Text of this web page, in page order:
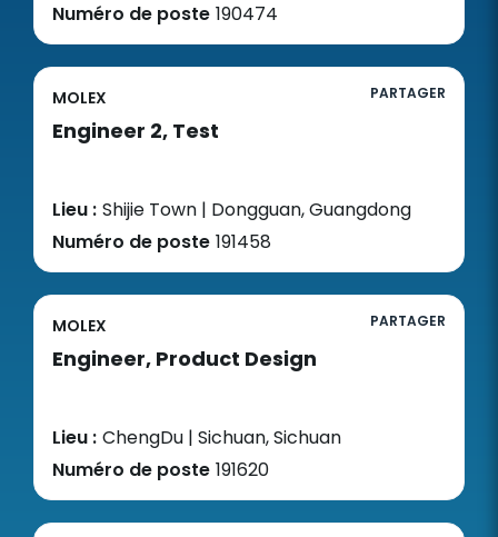
Numéro de poste 190474
MOLEX PARTAGER
Engineer 2, Test
Lieu : Shijie Town | Dongguan, Guangdong
Numéro de poste 191458
MOLEX PARTAGER
Engineer, Product Design
Lieu : ChengDu | Sichuan, Sichuan
Numéro de poste 191620